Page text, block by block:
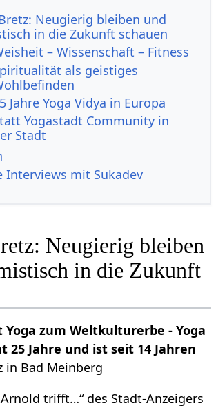
Neugierig bleiben und
in die Zukunft schauen
– Wissenschaft – Fitness
als geistiges
Jahre Yoga Vidya in Europa
Yogastadt Community in
Stadt
Interviews mit Sukadev
Neugierig bleiben
in die Zukunft
Yoga zum Weltkulturerbe - Yoga
25 Jahre und ist seit 14 Jahren
in Bad Meinberg
trifft…“ des Stadt-Anzeigers